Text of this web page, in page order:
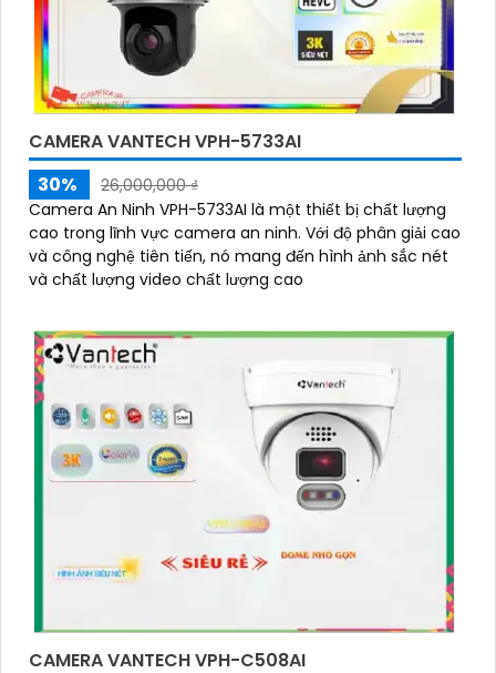
CAMERA VANTECH VPH-5733AI
30%
26,000,000 ₫
Camera An Ninh VPH-5733AI là một thiết bị chất lượng
cao trong lĩnh vực camera an ninh. Với độ phân giải cao
và công nghệ tiên tiến, nó mang đến hình ảnh sắc nét
và chất lượng video chất lượng cao
CAMERA VANTECH VPH-C508AI